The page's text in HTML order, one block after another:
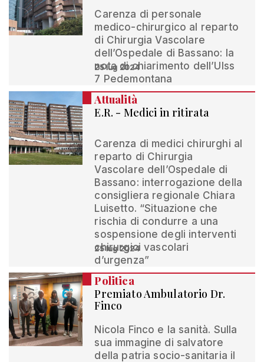
Carenza di personale
medico-chirurgico al reparto
di Chirurgia Vascolare
dell’Ospedale di Bassano: la
nota di chiarimento dell’Ulss
7 Pedemontana
25 lug 2024
Attualità
E.R. - Medici in ritirata
Carenza di medici chirurghi al
reparto di Chirurgia
Vascolare dell’Ospedale di
Bassano: interrogazione della
consigliera regionale Chiara
Luisetto. “Situazione che
rischia di condurre a una
sospensione degli interventi
chirurgici vascolari
d’urgenza”
25 lug 2024
Politica
Premiato Ambulatorio Dr.
Finco
Nicola Finco e la sanità. Sulla
sua immagine di salvatore
della patria socio-sanitaria il